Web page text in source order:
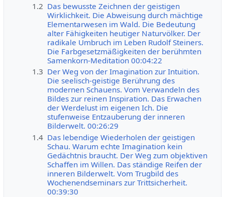
1.2 Das bewusste Zeichnen der geistigen
Wirklichkeit. Die Abweisung durch mächtige
Elementarwesen im Wald. Die Bedeutung
alter Fähigkeiten heutiger Naturvölker. Der
radikale Umbruch im Leben Rudolf Steiners.
Die Farbgesetzmäßigkeiten der berühmten
Samenkorn-Meditation 00:04:22
1.3 Der Weg von der Imagination zur Intuition.
Die seelisch-geistige Berührung des
modernen Schauens. Vom Verwandeln des
Bildes zur reinen Inspiration. Das Erwachen
der Werdelust im eigenen Ich. Die
stufenweise Entzauberung der inneren
Bilderwelt. 00:26:29
1.4 Das lebendige Wiederholen der geistigen
Schau. Warum echte Imagination kein
Gedächtnis braucht. Der Weg zum objektiven
Schaffen im Willen. Das ständige Reifen der
inneren Bilderwelt. Vom Trugbild des
Wochenendseminars zur Trittsicherheit.
00:39:30